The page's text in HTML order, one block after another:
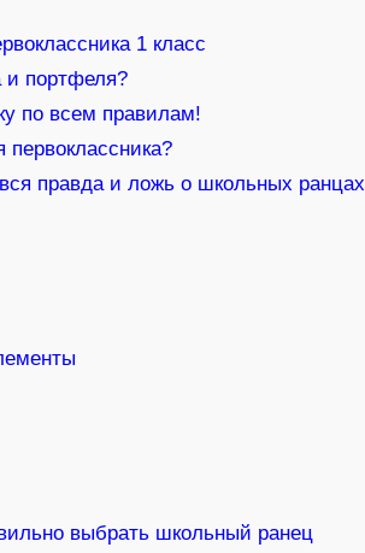
1 класс
и портфеля?
по всем правилам!
правда и ложь о школьных ранцах
выбрать школьный ранец